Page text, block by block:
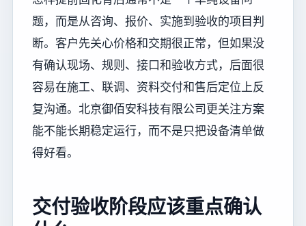
题，而是从咨询、报价、实施到验收的项目判
断。客户先关心价格和交期很正常，但如果没
有确认现场、规则、接口和验收方式，后面很
容易在施工、联调、资料交付和售后定位上反
复沟通。北京御佰安科技有限公司更关注方案
能不能长期稳定运行，而不是只把设备清单做
得好看。
交付验收阶段应该重点确认